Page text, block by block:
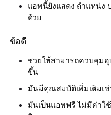
แอพนี้ยังแสดง ตำแหน่ง
ด้วย
ข้อดี
ช่วยให้สามารถควบคุม
ขึ้น
มันมีคุณสมบัติเพิ่มเติมเ
มันเป็นแอพฟรี ไม่มีค่าใ